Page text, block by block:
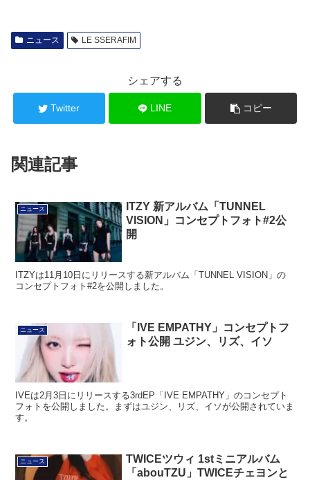
ニュース LE SSERAFIM
シェアする
Twitter LINE コピー
関連記事
ニュース
ITZY 新アルバム「TUNNEL
VISION」コンセプトフォト#2公
開
ITZYは11月10日にリリースする新アルバム「TUNNEL VISION」の
コンセプトフォト#2を公開しました。
ニュース
「IVE EMPATHY」コンセプトフ
ォト公開 ユジン、リズ、イソ
IVEは2月3日にリリースする3rdEP「IVE EMPATHY」のコンセプト
フォトを公開しました。まずはユジン、リズ、イソが公開されていま
す。
ニュース
TWICEツウィ 1stミニアルバム
「abouTZU」TWICEチェヨンと